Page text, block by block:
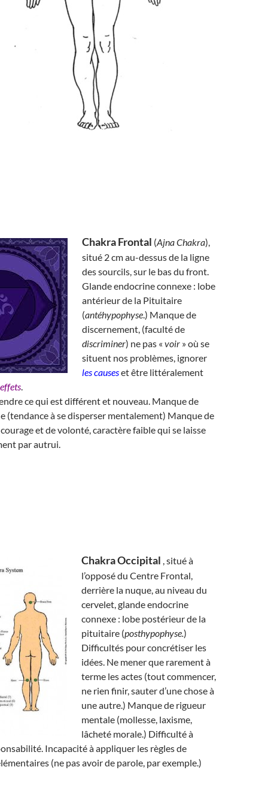
Chakra Frontal (Ajna Chakra),
situé 2 cm au-dessus de la ligne
des sourcils, sur le bas du front.
Glande endocrine connexe : lobe
antérieur de la Pituitaire
(antéhypophyse.) Manque de
discernement, (faculté de
discriminer) ne pas « voir » où se
situent nos problèmes, ignorer
les causeset être littéralement
.
ce qui est différent et nouveau. Manque de
(tendance à se disperser mentalement) Manque de
et de volonté, caractère faible qui se laisse
par autrui.
Chakra Occipital , situé à
l’opposé du Centre Frontal,
derrière la nuque, au niveau du
cervelet, glande endocrine
connexe : lobe postérieur de la
pituitaire (posthypophyse.)
Difficultés pour concrétiser les
idées. Ne mener que rarement à
terme les actes (tout commencer,
ne rien finir, sauter d’une chose à
une autre.) Manque de rigueur
mentale (mollesse, laxisme,
lâcheté morale.) Difficulté à
Incapacité à appliquer les règles de
(ne pas avoir de parole, par exemple.)